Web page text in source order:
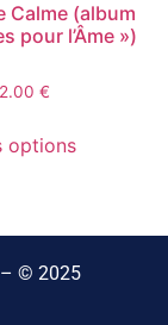
Calme (album
pour l’Âme »)
€
options
– © 2025